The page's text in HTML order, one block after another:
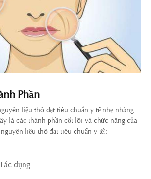
Phần
liệu thô đạt tiêu chuẩn y tế nhẹ nhàng
là các thành phần cốt lõi và chức năng của
liệu thô đạt tiêu chuẩn y tế):
Tác dụng